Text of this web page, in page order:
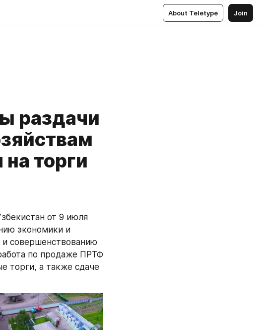
About Teletype Join
раздачи
торги
от 9 июля
экономики и
и совершенствованию
по продаже ПРТФ
торги, а также сдаче